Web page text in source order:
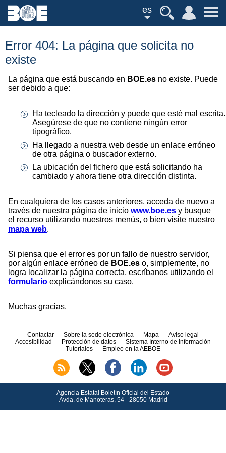
es
Error 404: La página que solicita no
existe
La página que está buscando en BOE.es no existe. Puede
ser debido a que:
Ha tecleado la dirección y puede que esté mal escrita.
Asegúrese de que no contiene ningún error
tipográfico.
Ha llegado a nuestra web desde un enlace erróneo
de otra página o buscador externo.
La ubicación del fichero que está solicitando ha
cambiado y ahora tiene otra dirección distinta.
En cualquiera de los casos anteriores, acceda de nuevo a
través de nuestra página de inicio www.boe.es y busque
el recurso utilizando nuestros menús, o bien visite nuestro
mapa web.
Si piensa que el error es por un fallo de nuestro servidor,
por algún enlace erróneo de BOE.es o, simplemente, no
logra localizar la página correcta, escríbanos utilizando el
formulario explicándonos su caso.
Muchas gracias.
Contactar Sobre la sede electrónica Mapa
Aviso legal
Accesibilidad
Protección de datos
Sistema Interno de Información
Tutoriales
Empleo en la AEBOE
Agencia Estatal Boletín Oficial del Estado
Avda.de Manoteras, 54 - 28050 Madrid